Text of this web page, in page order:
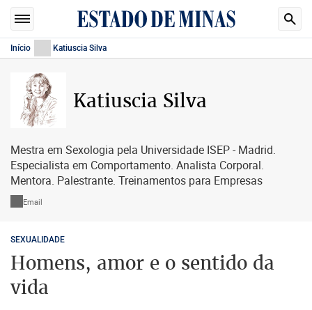
Início Katiuscia Silva
Katiuscia Silva
Mestra em Sexologia pela Universidade ISEP - Madrid.
Especialista em Comportamento. Analista Corporal.
Mentora. Palestrante. Treinamentos para Empresas
Email
SEXUALIDADE
Homens, amor e o sentido da
vida